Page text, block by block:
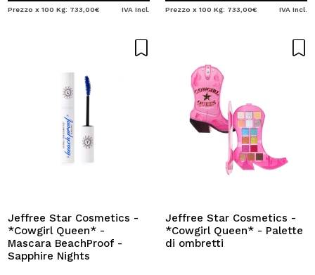
Prezzo x 100 Kg: 733,00€ IVA Incl. Prezzo x 100 Kg: 733,00€ IVA Incl.
Jeffree Star Cosmetics -
*Cowgirl Queen* -
Mascara BeachProof -
Sapphire Nights
Jeffree Star Cosmetics -
*Cowgirl Queen* - Palette
di ombretti